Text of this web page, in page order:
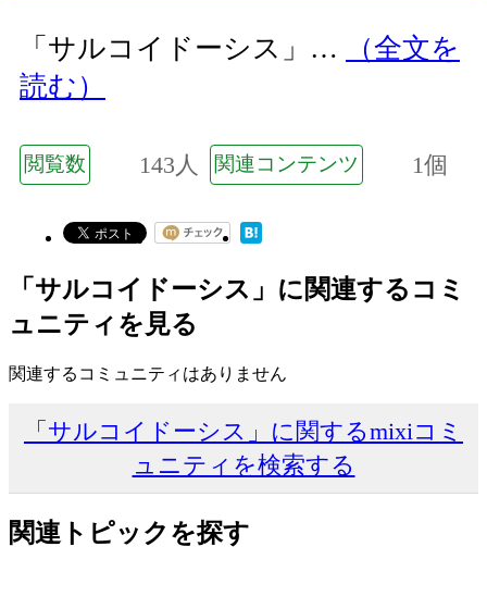
「サルコイドーシス」…
（全文を
読む）
閲覧数 143人 関連コンテンツ 1個
「サルコイドーシス」に関連するコミ
ュニティを見る
関連するコミュニティはありません
「サルコイドーシス」に関するmixiコミ
ュニティを検索する
関連トピックを探す